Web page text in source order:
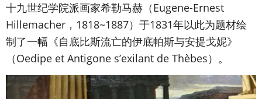
十九世纪学院派画家希勒马赫（Eugene-Ernest
Hillemacher，1818~1887）于1831年以此为题材绘
制了一幅《自底比斯流亡的伊底帕斯与安提戈妮》
（Oedipe et Antigone s’exilant de Thèbes）。